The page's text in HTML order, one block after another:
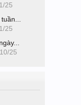
25
25
25